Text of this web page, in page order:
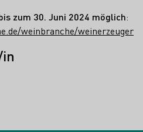
zum 30. Juni 2024 möglich:
weinbranche/weinerzeuger